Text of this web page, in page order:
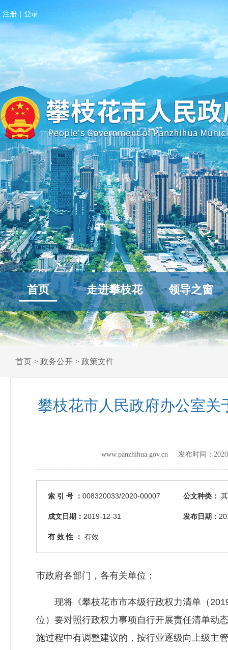
注册 | 登录
首页 走进攀枝花 领导之窗
首页 > 政务公开 > 政策文件
攀枝花市人民政府办公室关
www.panzhihua.gov.cn 发布时间：
索 引 号 ： 008320033/2020-00007 公文种类：
成文日期： 2019-12-31 发布日期：
有 效 性 ： 有效
市政府各部门，各有关单位：
现将《攀枝花市市本级行政权力清单（
位）要对照行政权力事项自行开展责任清单动
施过程中有调整建议的，按行业逐级向上级主